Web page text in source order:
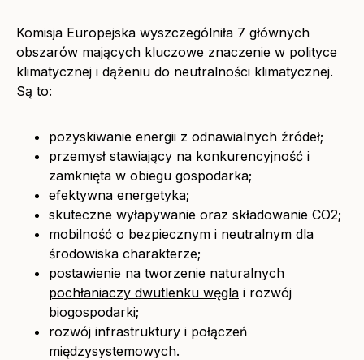
Komisja Europejska wyszczególniła 7 głównych
obszarów mających kluczowe znaczenie w polityce
klimatycznej i dążeniu do neutralności klimatycznej.
Są to:
pozyskiwanie energii z odnawialnych źródeł;
przemysł stawiający na konkurencyjność i
zamknięta w obiegu gospodarka;
efektywna energetyka;
skuteczne wyłapywanie oraz składowanie CO2;
mobilność o bezpiecznym i neutralnym dla
środowiska charakterze;
postawienie na tworzenie naturalnych
pochłaniaczy dwutlenku węgla i rozwój
biogospodarki;
rozwój infrastruktury i połączeń
międzysystemowych.